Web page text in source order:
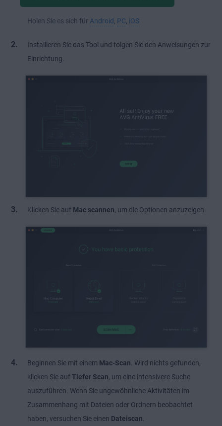
Holen Sie es sich für Android PC iOS
Installieren Sie das Tool und folgen Sie den Anweisungen zur
Einrichtung.
Klicken Sie auf Mac scannen , um die Optionen anzuzeigen.
Beginnen Sie mit einem Mac-Scan. Wird nichts gefunden,
klicken Sie aufTiefer Scan, um eine intensivere Suche
auszuführen. Wenn Sie ungewöhnliche Aktivitäten im
Zusammenhang mit Dateien oder Ordnern beobachtet
haben, versuchen Sie einen Dateiscan.